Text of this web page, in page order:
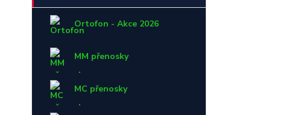
Ortofon - Akce 2026
MM přenosky
MC přenosky